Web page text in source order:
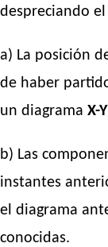
despreciando
a) La posición
de haber
un diagrama X-Y
b) Las
instantes
el diagrama
conocidas.